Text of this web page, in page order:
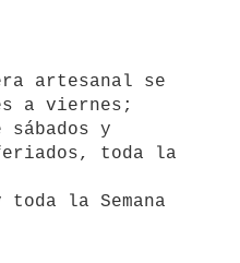
a viernes;
sábados y
toda la
la Semana